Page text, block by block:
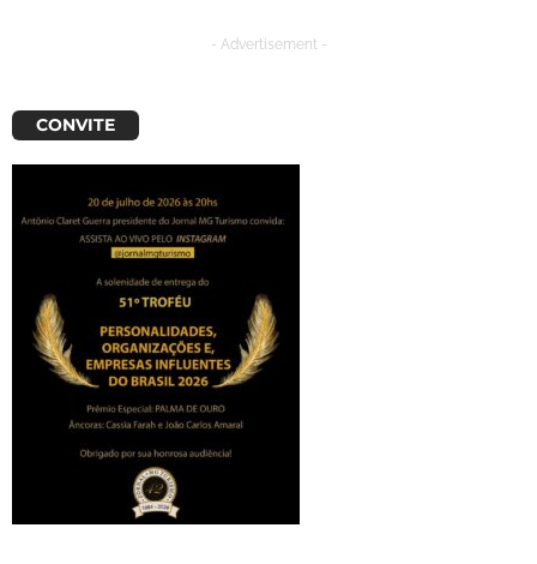
- Advertisement -
CONVITE